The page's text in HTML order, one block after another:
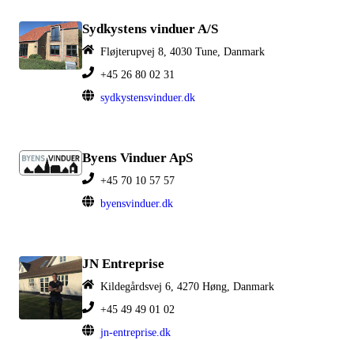
Sydkystens vinduer A/S
Fløjterupvej 8, 4030 Tune, Danmark
+45 26 80 02 31
sydkystensvinduer.dk
Byens Vinduer ApS
+45 70 10 57 57
byensvinduer.dk
JN Entreprise
Kildegårdsvej 6, 4270 Høng, Danmark
+45 49 49 01 02
jn-entreprise.dk